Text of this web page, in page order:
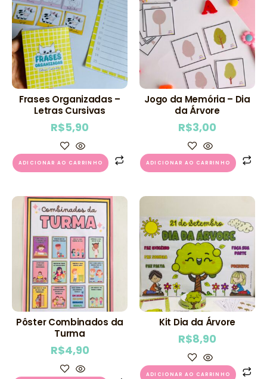
Frases Organizadas –
Letras Cursivas
R$5,90
ADICIONAR AO CARRINHO
Jogo da Memória – Dia
da Árvore
R$3,00
ADICIONAR AO CARRINHO
Pôster Combinados da
Turma
R$4,90
Kit Dia da Árvore
R$8,90
ADICIONAR AO CARRINHO